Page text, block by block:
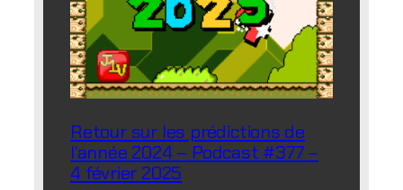
Retour sur les prédictions de
l’année 2024 – Podcast #377 –
4 février 2025